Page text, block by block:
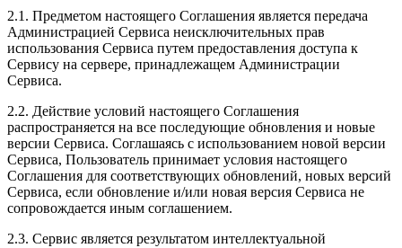
2.1. Предметом настоящего Соглашения является передача
Администрацией Сервиса неисключительных прав
использования Сервиса путем предоставления доступа к
Сервису на сервере, принадлежащем Администрации
Сервиса.
2.2. Действие условий настоящего Соглашения
распространяется на все последующие обновления и новые
версии Сервиса. Соглашаясь с использованием новой версии
Сервиса, Пользователь принимает условия настоящего
Соглашения для соответствующих обновлений, новых версий
Сервиса, если обновление и/или новая версия Сервиса не
сопровождается иным соглашением.
2.3. Сервис является результатом интеллектуальной